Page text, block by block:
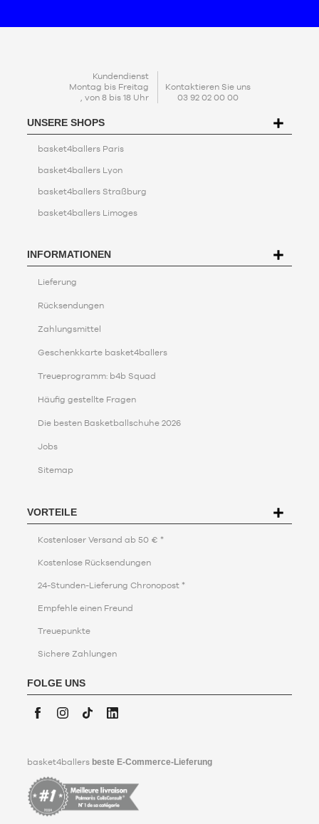
Kundendienst
Montag bis Freitag
, von 8 bis 18 Uhr
Kontaktieren Sie uns
03 92 02 00 00
UNSERE SHOPS
basket4ballers Paris
basket4ballers Lyon
basket4ballers Straßburg
basket4ballers Limoges
INFORMATIONEN
Lieferung
Rücksendungen
Zahlungsmittel
Geschenkkarte basket4ballers
Treueprogramm: b4b Squad
Häufig gestellte Fragen
Die besten Basketballschuhe 2026
Jobs
Sitemap
VORTEILE
Kostenloser Versand ab 50 € *
Kostenlose Rücksendungen
24-Stunden-Lieferung Chronopost *
Empfehle einen Freund
Treuepunkte
Sichere Zahlungen
Zahlungen
Mastercard,
Visa,
CB,
Pay,
Pay
und
Alma
FOLGE UNS
basket4ballers beste E-Commerce-Lieferung